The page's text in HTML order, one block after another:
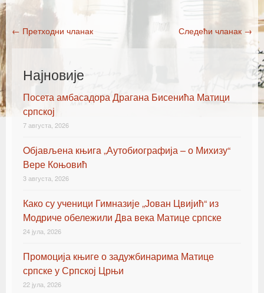
Post navigation
Следећи чланак →
← Претходни чланак
Најновије
Посета амбасадора Драгана Бисенића Матици
српској
7 августа, 2026
Oбјављена књигa „Аутобиографија – о Михизу“
Вере Коњовић
3 августа, 2026
Како су ученици Гимназије „Јован Цвијић“ из
Модриче обележили Два века Матице српске
24 јула, 2026
Промоција књиге о задужбинарима Матице
српске у Српској Црњи
22 јула, 2026